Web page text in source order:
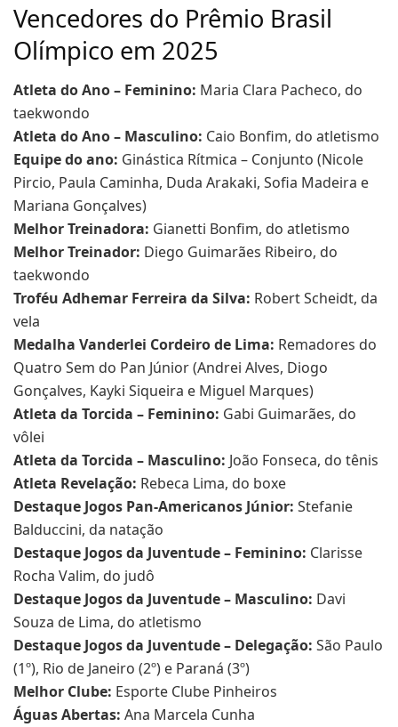
Vencedores do Prêmio Brasil
Olímpico em 2025
Atleta do Ano – Feminino: Maria Clara Pacheco, do
taekwondo
Atleta do Ano – Masculino: Caio Bonfim, do atletismo
Equipe do ano: Ginástica Rítmica – Conjunto (Nicole
Pircio, Paula Caminha, Duda Arakaki, Sofia Madeira e
Mariana Gonçalves)
Melhor Treinadora: Gianetti Bonfim, do atletismo
Melhor Treinador: Diego Guimarães Ribeiro, do
taekwondo
Troféu Adhemar Ferreira da Silva: Robert Scheidt, da
vela
Medalha Vanderlei Cordeiro de Lima: Remadores do
Quatro Sem do Pan Júnior (Andrei Alves, Diogo
Gonçalves, Kayki Siqueira e Miguel Marques)
Atleta da Torcida – Feminino: Gabi Guimarães, do
vôlei
Atleta da Torcida – Masculino: João Fonseca, do tênis
Atleta Revelação: Rebeca Lima, do boxe
Destaque Jogos Pan-Americanos Júnior: Stefanie
Balduccini, da natação
Destaque Jogos da Juventude – Feminino: Clarisse
Rocha Valim, do judô
Destaque Jogos da Juventude – Masculino: Davi
Souza de Lima, do atletismo
Destaque Jogos da Juventude – Delegação: São Paulo
(1º), Rio de Janeiro (2º) e Paraná (3º)
Melhor Clube: Esporte Clube Pinheiros
Águas Abertas: Ana Marcela Cunha